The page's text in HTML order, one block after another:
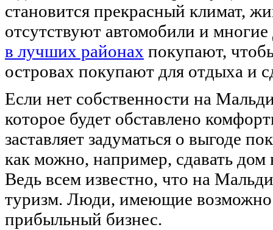
становится прекрасный климат,
отсутствуют автомобили и
в лучших районах покупают,
островах покупают для отдыха и
Если нет собственности на
которое будет обставлено
заставляет задуматься о выгоде
как можно, например, сдавать
Ведь всем известно, что на
туризм. Люди, имеющие
прибыльный бизнес.